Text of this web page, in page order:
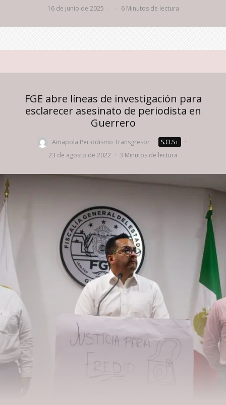
16 de junio de 2025 · · 6 Minutos de lectura
FGE abre líneas de investigación para
esclarecer asesinato de periodista en
Guerrero
Amapola Periodismo Transgresor · S.O.S+
·
23 de agosto de 2022 · 3 Minutos de lectura